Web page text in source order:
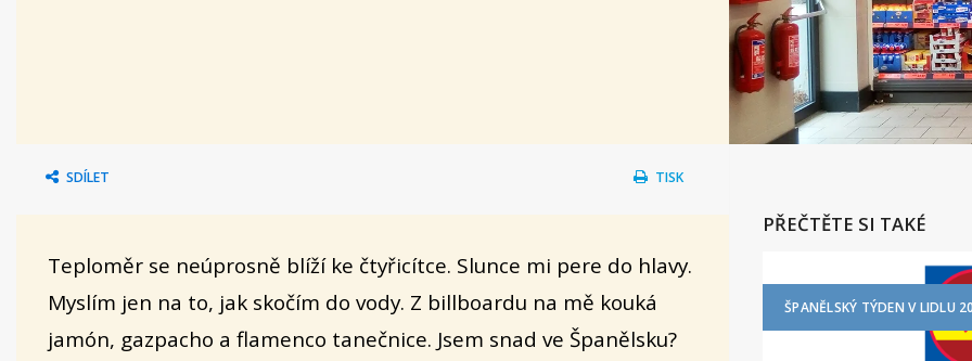
SDÍLET TISK
Teploměr se neúprosně blíží ke čtyřicítce. Slunce mi pere do hlavy.
Myslím jen na to, jak skočím do vody. Z billboardu na mě kouká
jamón, gazpacho a flamenco tanečnice. Jsem snad ve Španělsku?
PŘEČTĚTE SI TAKÉ
ŠPANĚLSKÝ TÝDEN V LIDLU